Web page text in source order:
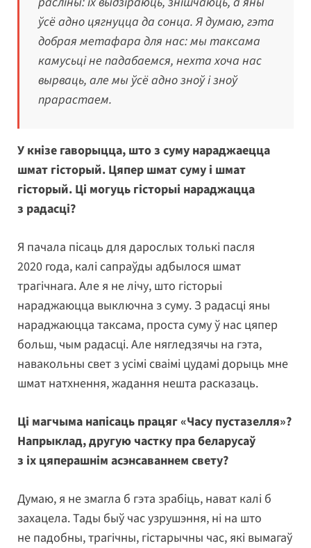
ўсё адно цягнуцца да сонца. Я думаю, гэта
добрая метафара для нас: мы таксама
камусьці не падабаемся, нехта хоча нас
вырваць, але мы ўсё адно зноў і зноў
прарастаем.
У кнізе гаворыцца, што з суму нараджаецца
шмат гісторый. Цяпер шмат суму і шмат
гісторый. Ці могуць гісторыі нараджацца
з радасці?
Я пачала пісаць для дарослых толькі пасля
2020 года, калі сапраўды адбылося шмат
трагічнага. Але я не лічу, што гісторыі
нараджаюцца выключна з суму. З радасці яны
нараджаюцца таксама, проста суму ў нас цяпер
больш, чым радасці. Але нягледзячы на гэта,
навакольны свет з усімі сваімі цудамі дорыць мне
шмат натхнення, жадання нешта расказаць.
Ці магчыма напісаць працяг «Часу пустазелля»?
Напрыклад, другую частку пра беларусаў
з іх цяперашнім асэнсаваннем свету?
Думаю, я не змагла б гэта зрабіць, нават калі б
захацела. Тады быў час узрушэння, ні на што
не падобны, трагічны, гістарычны час, які вымагаў